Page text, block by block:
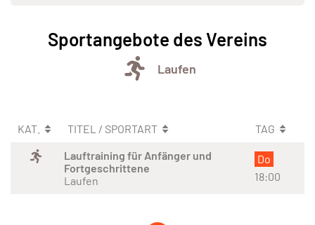
Sportangebote des Vereins
Laufen
KAT. TITEL / SPORTART
TAG
Lauftraining für Anfänger und
Fortgeschrittene
Laufen
Do
18:00